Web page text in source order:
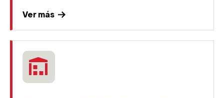
Ver más